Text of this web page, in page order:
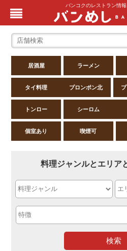
バンコクのレストラン情報
居酒屋 ラーメン
タイ料理 プロンポン北
トンロー シーロム
個室あり 喫煙可
料理ジャンルとエリア
検索